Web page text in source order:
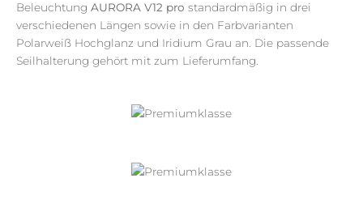
Beleuchtung AURORA V12 pro standardmäßig in drei
verschiedenen Längen sowie in den Farbvarianten
Polarweiß Hochglanz und Iridium Grau an. Die passende
Seilhalterung gehört mit zum Lieferumfang.